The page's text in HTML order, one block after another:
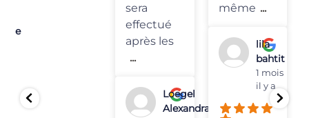
sera
effectué
après les
...
Loegel
Alexandra
même ...
lila
bahtit
1 mois
il y a